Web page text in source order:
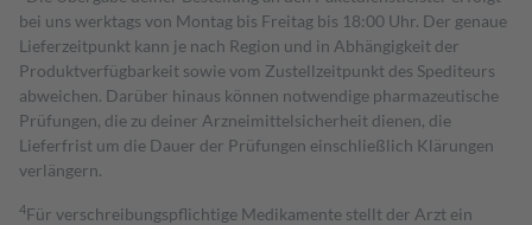
bei uns werktags von Montag bis Freitag bis 18:00 Uhr. Der genaue
Lieferzeitpunkt kann je nach Region und in Abhängigkeit der
Produktverfügbarkeit sowie vom Zustellzeitpunkt des Spediteurs
abweichen. Darüber hinaus können notwendige pharmazeutische
Prüfungen, die zu deiner Arzneimittelsicherheit dienen, die
Lieferfrist um die Dauer der Prüfungen einschließlich Klärungen
verlängern.
4Für verschreibungspflichtige Medikamente stellt der Arzt ein